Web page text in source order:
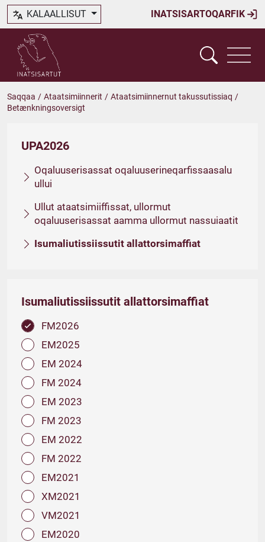
INATSISARTOQARFIK
KALAALLISUT
Saqqaa / Ataatsimiinnerit / Ataatsimiinnernut takussutissiaq /
Betænkningsoversigt
UPA2026
Oqaluuserisassat oqaluuserineqarfissaasalu
ullui
Ullut ataatsimiiffissat, ullormut
oqaluuserisassat aamma ullormut nassuiaatit
Isumaliutissiissutit allattorsimaffiat
Isumaliutissiissutit allattorsimaffiat
FM2026
EM2025
EM 2024
FM 2024
EM 2023
FM 2023
EM 2022
FM 2022
EM2021
XM2021
VM2021
EM2020